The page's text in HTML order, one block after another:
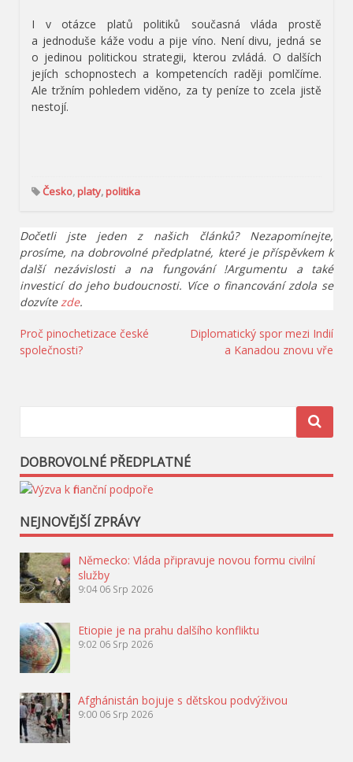
I v otázce platů politiků současná vláda prostě
a jednoduše káže vodu a pije víno. Není divu, jedná se
o jedinou politickou strategii, kterou zvládá. O dalších
jejích schopnostech a kompetencích raději pomlčíme.
Ale tržním pohledem viděno, za ty peníze to zcela jistě
nestojí.
Česko,platy,politika
Dočetli jste jeden z našich článků? Nezapomínejte,
prosíme, na dobrovolné předplatné, které je příspěvkem k
další nezávislosti a na fungování !Argumentu a také
investicí do jeho budoucnosti. Více o financování zdola se
dozvítezde.
Navigace
pro
Proč pinochetizace české
společnosti?
Diplomatický spor mezi Indií
a Kanadou znovu vře
DOBROVOLNÉ PŘEDPLATNÉ
NEJNOVĚJŠÍ ZPRÁVY
Německo: Vláda připravuje novou formu civilní
služby
9:04 06 Srp 2026
Etiopie je na prahu dalšího konfliktu
9:02 06 Srp 2026
Afghánistán bojuje s dětskou podvýživou
9:00 06 Srp 2026